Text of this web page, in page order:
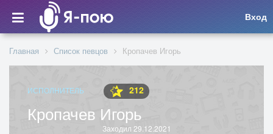
Вход
Главная Список певцов Кропачев Игорь
ИСПОЛНИТЕЛЬ 212
Кропачев Игорь
Заходил 29.12.2021